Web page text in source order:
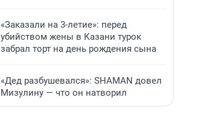
«Заказали на 3-летие»: перед
убийством жены в Казани турок
забрал торт на день рождения сына
«Дед разбушевался»: SHAMAN довел
Мизулину — что он натворил